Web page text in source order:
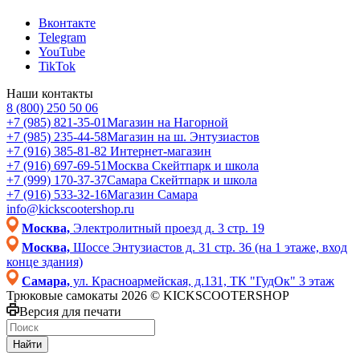
Вконтакте
Telegram
YouTube
TikTok
Наши контакты
8 (800) 250 50 06
+7 (985) 821-35-01Магазин на Нагорной
+7 (985) 235-44-58Магазин на ш. Энтузиастов
+7 (916) 385-81-82 Интернет-магазин
+7 (916) 697-69-51Москва Скейтпарк и школа
+7 (999) 170-37-37Самара Скейтпарк и школа
+7 (916) 533-32-16Магазин Самара
info@kickscootershop.ru
Москва, Электролитный проезд д. 3 стр. 19
Москва, Шоссе Энтузиастов д. 31 стр. 36 (на 1 этаже, вход
конце здания)
Самара, ул. Красноармейская, д.131, ТК "ГудОк" 3 этаж
Трюковые самокаты 2026 © KICKSCOOTERSHOP
Версия для печати
Найти